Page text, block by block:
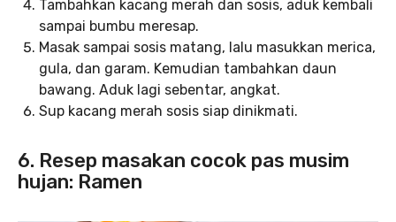
Tambahkan kacang merah dan sosis, aduk kembali
sampai bumbu meresap.
Masak sampai sosis matang, lalu masukkan merica,
gula, dan garam. Kemudian tambahkan daun
bawang. Aduk lagi sebentar, angkat.
Sup kacang merah sosis siap dinikmati.
6. Resep masakan cocok pas musim
hujan: Ramen